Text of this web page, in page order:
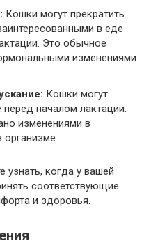
Кошки могут прекратить
в еде
Это обычное
изменениями
Кошки могут
началом лактации.
изменениями в
узнать, когда у вашей
соответствующие
и здоровья.